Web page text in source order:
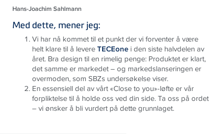
Hans-Joachim Sahlmann
Med dette, mener jeg:
Vi har nå kommet til et punkt der vi forventer å være
helt klare til å levereTECEone i den siste halvdelen av
året. Bra design til en rimelig penge: Produktet er klart,
det samme er markedet – og markedslanseringen er
overmoden, som SBZs undersøkelse viser.
En essensiell del av vårt «Close to you»-løfte er vår
forpliktelse til å holde oss ved din side. Ta oss på ordet
– vi ønsker å bli vurdert på dette grunnlaget.